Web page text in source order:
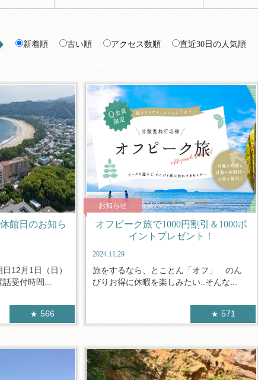
新着順 古い順 アクセス数順 直近30日の人気順
館日のお知ら
12月1日（日）
受付時間...
566
お知らせ
オフピーク旅で1000円割引＆1000ポ
イントプレゼント！
2024.11.29
旅をするなら、とことん「オフ」 のん
びりお得に休暇を楽しみたい..そんな...
571